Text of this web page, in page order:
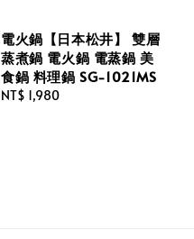
電火鍋【日本松井】 雙層
蒸煮鍋 電火鍋 電蒸鍋 美
食鍋 料理鍋 SG-1021MS
Regular
NT$ 1,980